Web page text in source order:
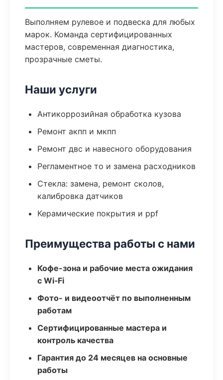
Выполняем рулевое и подвеска для любых
марок. Команда сертифицированных
мастеров, современная диагностика,
прозрачные сметы.
Наши услуги
Антикоррозийная обработка кузова
Ремонт акпп и мкпп
Ремонт двс и навесного оборудования
Регламентное то и замена расходников
Стекла: замена, ремонт сколов,
калибровка датчиков
Керамические покрытия и ppf
Преимущества работы с нами
Кофе-зона и рабочие места ожидания
с Wi‑Fi
Фото- и видеоотчёт по выполненным
работам
Сертифицированные мастера и
контроль качества
Гарантия до 24 месяцев на основные
работы